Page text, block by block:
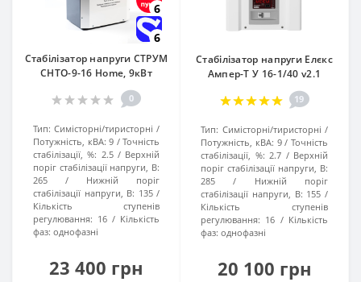
6
6
Стабілізатор напруги СТРУМ
СНТО-9-16 Home, 9кВт
0
Тип: Симісторні/тиристорні
Потужність, кВА: 9
Точність
стабілізації, %: 2.5
Верхній
поріг стабілізації напруги, В:
265
Нижній поріг
стабілізації напруги, В: 135
Кількість ступенів
регулювання: 16
Кількість
фаз: однофазні
23 400 грн
Стабілізатор напруги Елєкс
Ампер-Т У 16-1/40 v2.1
19
Тип: Симісторні/тиристорні
Потужність, кВА: 9
Точність
стабілізації, %: 2.7
Верхній
поріг стабілізації напруги, В:
285
Нижній поріг
стабілізації напруги, В: 155
Кількість ступенів
регулювання: 16
Кількість
фаз: однофазні
20 100 грн